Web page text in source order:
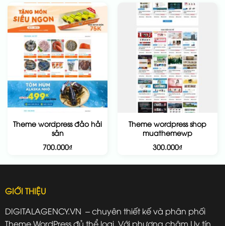
Theme wordpress đảo hải
sản
700.000₫
Theme wordpress shop
muathemewp
300.000₫
GIỚI THIỆU
DIGITALAGENCY.VN – chuyên thiết kế và phân phối
Theme WordPress đủ thể loại. Với phương châm Uy tín